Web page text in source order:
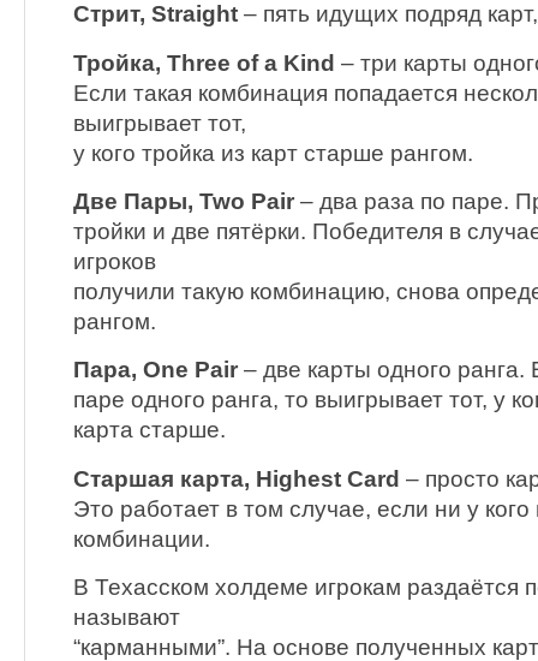
Стрит, Straight – пять идущих подряд
Тройка, Three of a Kind – три карты
Если такая комбинация попадается
выигрывает тот,
у кого тройка из карт старше рангом.
Две Пары, Two Pair – два раза по паре.
тройки и две пятёрки. Победителя в
игроков
получили такую комбинацию, снова
рангом.
Пара, One Pair – две карты одного ранга.
паре одного ранга, то выигрывает тот, у
карта старше.
Старшая карта, Highest Card – просто
Это работает в том случае, если ни у кого
комбинации.
В Техасском холдеме игрокам раздаётся
называют
“карманными”. На основе полученных карт,